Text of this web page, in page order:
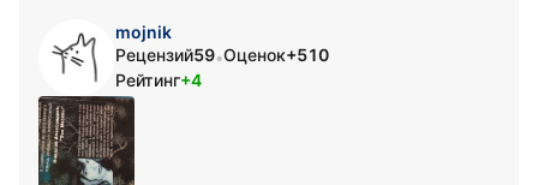
mojnik
Рецензий59•Оценок+510
Рейтинг+4